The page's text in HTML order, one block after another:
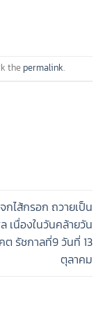
the permalink.
กไส้กรอก ถวายเป็น
เนื่องในวันคล้ายวัน
ต รัชกาลที่9 วันที่ 13
ตุลาคม